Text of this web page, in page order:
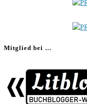
Mitglied bei …